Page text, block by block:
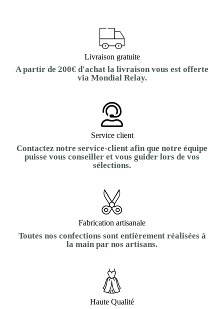
Livraison gratuite
A partir de 200€ d'achat la livraison vous est offerte
via Mondial Relay.
Service client
Contactez notre service-client afin que notre équipe
puisse vous conseiller et vous guider lors de vos
sélections.
Fabrication artisanale
Toutes nos confections sont entièrement réalisées à
la main par nos artisans.
Haute Qualité